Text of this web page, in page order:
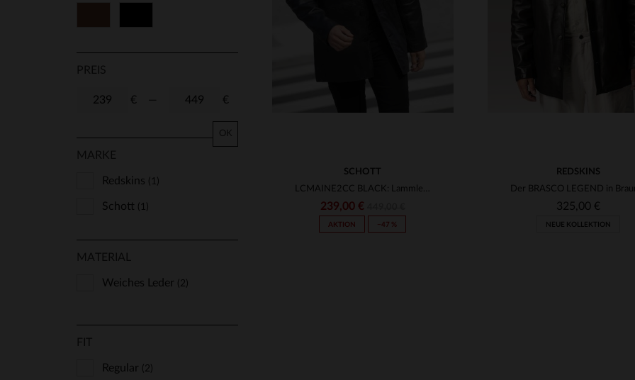
PREIS
€ €
OK
MARKE
Redskins (1)
Schott (1)
MATERIAL
Weiches Leder (2)
FIT
Regular (2)
SCHOTT
LCMAINE2CC BLACK: Lammlederblouson von Schott, warm und klassisch.
239,00 €
AKTION −47 %
REDSKINS
325,00 €
NEUE KOLLEKTION